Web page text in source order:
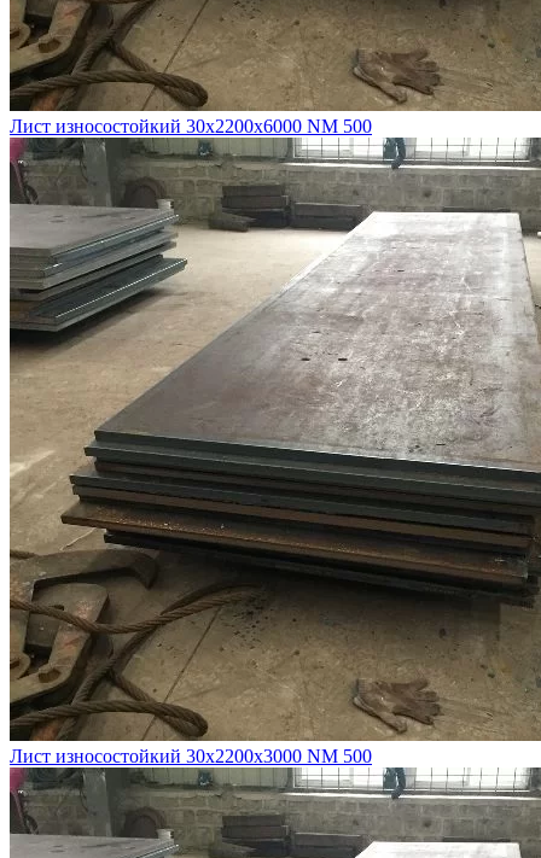
Лист износостойкий 30х2200х6000 NM 500
Лист износостойкий 30х2200х3000 NM 500